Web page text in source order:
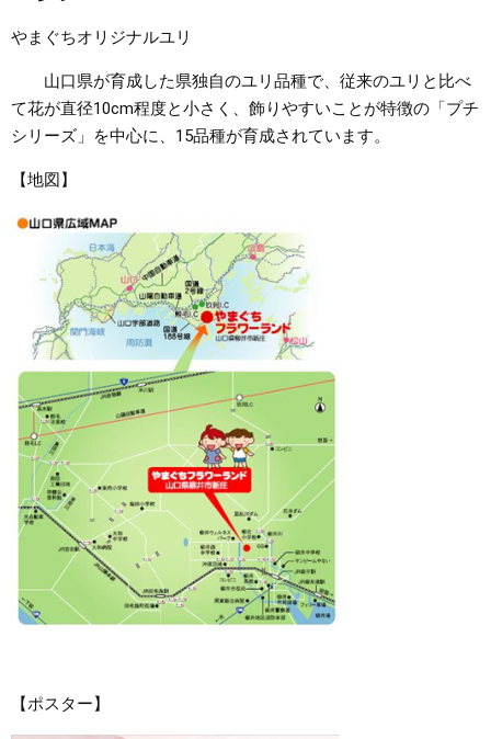
やまぐちオリジナルユリ
山口県が育成した県独自のユリ品種で、従来のユリと比べ
て花が直径10cm程度と小さく、飾りやすいことが特徴の「プチ
シリーズ」を中心に、15品種が育成されています。
【地図】
【ポスター】